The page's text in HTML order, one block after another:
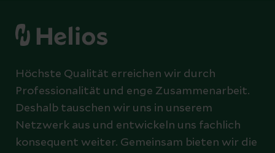
Höchste Qualität erreichen wir durch
Professionalität und enge Zusammenarbeit.
Deshalb tauschen wir uns in unserem
Netzwerk aus und entwickeln uns fachlich
konsequent weiter. Gemeinsam bieten wir die